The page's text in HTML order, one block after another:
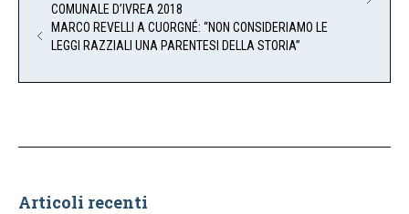
COMUNALE D’IVREA 2018
MARCO REVELLI A CUORGNÉ: “NON CONSIDERIAMO LE
LEGGI RAZZIALI UNA PARENTESI DELLA STORIA”
Articoli recenti